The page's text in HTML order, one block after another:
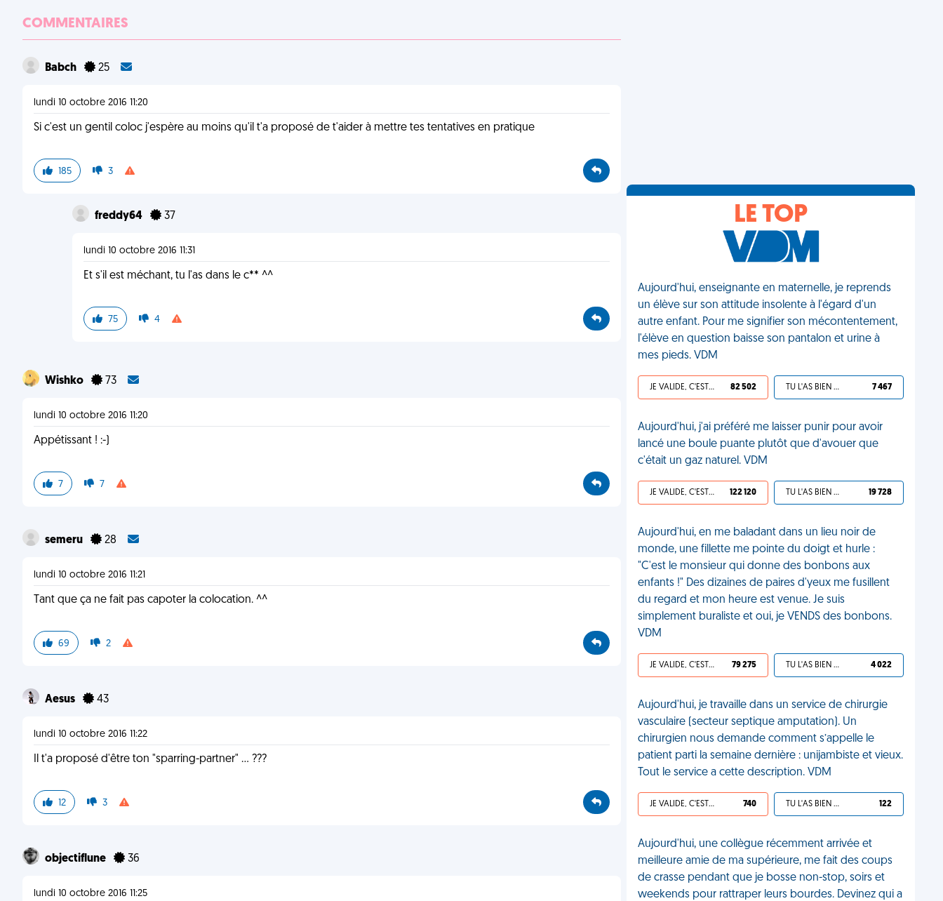
COMMENTAIRES
Babch 25
lundi 10 octobre 2016 11:20
Si c'est un gentil coloc j'espère au moins qu'il t'a proposé de t'aider à mettre tes tentatives en pratique
185 3
freddy64 37
lundi 10 octobre 2016 11:31
Et s'il est méchant, tu l'as dans le c** ^^
75 4
Wishko 73
lundi 10 octobre 2016 11:20
Appétissant ! :-)
7 7
semeru 28
lundi 10 octobre 2016 11:21
Tant que ça ne fait pas capoter la colocation. ^^
69 2
Aesus 43
lundi 10 octobre 2016 11:22
Il t'a proposé d'être ton "sparring-partner" ... ???
12 3
objectiflune 36
lundi 10 octobre 2016 11:25
LE TOP
Aujourd'hui, enseignante en maternelle, je reprends
un élève sur son attitude insolente à l'égard d'un
autre enfant. Pour me signifier son mécontentement,
l'élève en question baisse son pantalon et urine à
mes pieds. VDM
JE VALIDE, C'EST UNE VDM 82 502 TU L'AS BIEN MÉRITÉ 7 467
Aujourd'hui, j'ai préféré me laisser punir pour avoir
lancé une boule puante plutôt que d'avouer que
c'était un gaz naturel. VDM
JE VALIDE, C'EST UNE VDM 122 120 TU L'AS BIEN MÉRITÉ 19 728
Aujourd'hui, en me baladant dans un lieu noir de
monde, une fillette me pointe du doigt et hurle :
"C'est le monsieur qui donne des bonbons aux
enfants !" Des dizaines de paires d'yeux me fusillent
du regard et mon heure est venue. Je suis
simplement buraliste et oui, je VENDS des bonbons.
VDM
JE VALIDE, C'EST UNE VDM 79 275 TU L'AS BIEN MÉRITÉ 4 022
Aujourd'hui, je travaille dans un service de chirurgie
vasculaire (secteur septique amputation). Un
chirurgien nous demande comment s’appelle le
patient parti la semaine dernière : unijambiste et vieux.
Tout le service a cette description. VDM
JE VALIDE, C'EST UNE VDM 740 TU L'AS BIEN MÉRITÉ 122
Aujourd'hui, une collègue récemment arrivée et
meilleure amie de ma supérieure, me fait des coups
de crasse pendant que je bosse non-stop, soirs et
weekends pour rattraper leurs bourdes. Devinez qui a